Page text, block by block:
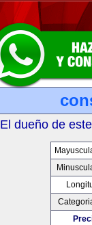
El dueño de